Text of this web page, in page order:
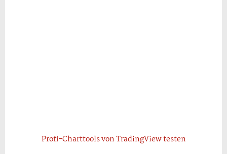
Profi-Charttools von TradingView testen